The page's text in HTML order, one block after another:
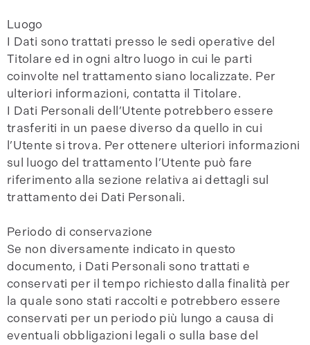
Luogo
I Dati sono trattati presso le sedi operative del
Titolare ed in ogni altro luogo in cui le parti
coinvolte nel trattamento siano localizzate. Per
ulteriori informazioni, contatta il Titolare.
I Dati Personali dell’Utente potrebbero essere
trasferiti in un paese diverso da quello in cui
l’Utente si trova. Per ottenere ulteriori informazioni
sul luogo del trattamento l’Utente può fare
riferimento alla sezione relativa ai dettagli sul
trattamento dei Dati Personali.
Periodo di conservazione
Se non diversamente indicato in questo
documento, i Dati Personali sono trattati e
conservati per il tempo richiesto dalla finalità per
la quale sono stati raccolti e potrebbero essere
conservati per un periodo più lungo a causa di
eventuali obbligazioni legali o sulla base del